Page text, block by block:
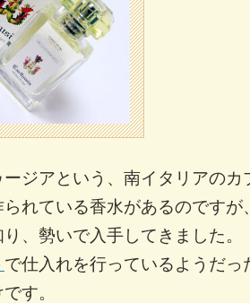
ージアという、南イタリアの
られている香水があるのです
、勢いで入手してきました。
で仕入れを行っているようだ
す。